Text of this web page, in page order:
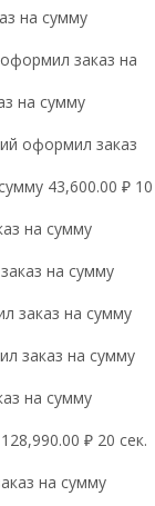
на сумму
заказ на
на сумму
оформил заказ
43,600.00 ₽ 10
на сумму
на сумму
заказ на сумму
заказ на сумму
на сумму
₽ 20 сек.
на сумму